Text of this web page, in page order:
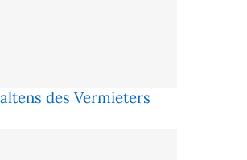
des Vermieters